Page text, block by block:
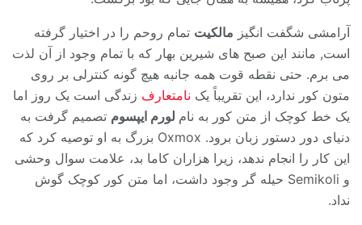
آرامشی شگفت انگیز مالکیت تمام روحم را در اختیار گرفته
است, مانند این صبح های شیرین بهار که با تمام وجود از آن لذت
می برم. حتی نقطه قوت همه جانبه هیچ گونه کنترلی بر روی
متون کور ندارد، این تقریباً یک نامتعارف زندگی است یک روز اما
یک خط کوچک از متن کور به نام لورم ایپسوم تصمیم گرفت به
دنیای دور دستور زبان برود. Oxmox بزرگ به او توصیه کرد که
این کار را انجام ندهد، زیرا هزاران کاما بد، علامت سوال وحشی
و Semikoli حیله گر وجود داشت، اما متن کور کوچک گوش
نداد.